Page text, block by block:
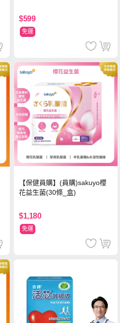
$599
免運
【保健員購】(員購)sakuyo櫻
花益生菌(30條_盒)
$1,180
免運